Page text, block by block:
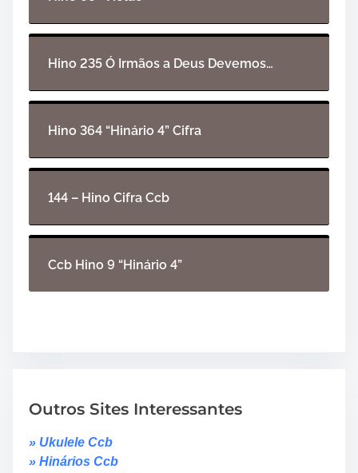
u
Hino 235 Ó Irmãos a Deus Devemos…
Hino 364 “Hinário 4” Cifra
144 – Hino Cifra Ccb
Ccb Hino 9 “Hinário 4”
Outros Sites Interessantes
» Ukulele Ccb
» Hinários Ccb